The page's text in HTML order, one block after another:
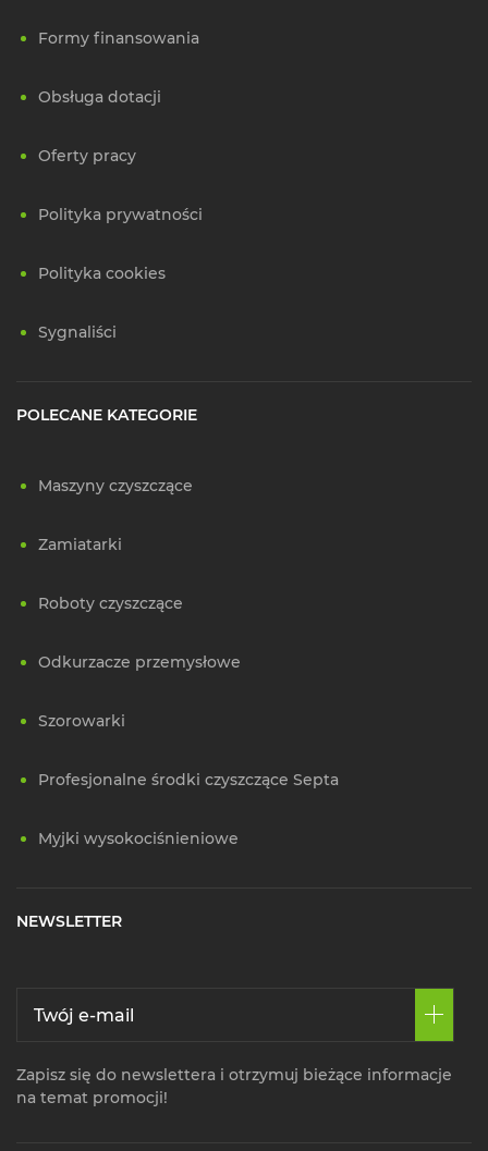
Formy finansowania
Obsługa dotacji
Oferty pracy
Polityka prywatności
Polityka cookies
Sygnaliści
POLECANE KATEGORIE
Maszyny czyszczące
Zamiatarki
Roboty czyszczące
Odkurzacze przemysłowe
Szorowarki
Profesjonalne środki czyszczące Septa
Myjki wysokociśnieniowe
NEWSLETTER
Zapisz się do newslettera i otrzymuj bieżące informacje
na temat promocji!